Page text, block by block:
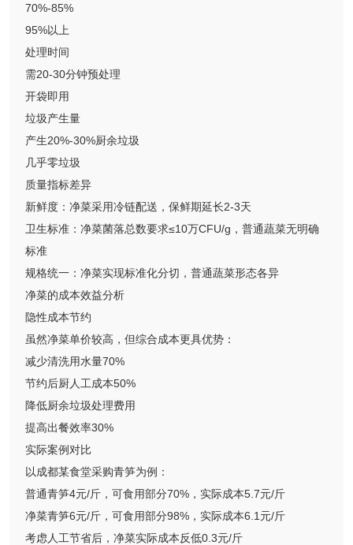
70%-85%
95%以上
处理时间
需20-30分钟预处理
开袋即用
垃圾产生量
产生20%-30%厨余垃圾
几乎零垃圾
质量指标差异
新鲜度：净菜采用冷链配送，保鲜期延长2-3天
卫生标准：净菜菌落总数要求≤10万CFU/g，普通蔬菜无明确
标准
规格统一：净菜实现标准化分切，普通蔬菜形态各异
净菜的成本效益分析
隐性成本节约
虽然净菜单价较高，但综合成本更具优势：
减少清洗用水量70%
节约后厨人工成本50%
降低厨余垃圾处理费用
提高出餐效率30%
实际案例对比
以成都某食堂采购青笋为例：
普通青笋4元/斤，可食用部分70%，实际成本5.7元/斤
净菜青笋6元/斤，可食用部分98%，实际成本6.1元/斤
考虑人工节省后，净菜实际成本反低0.3元/斤